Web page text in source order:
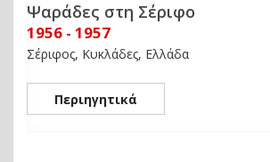
Ψαράδες στη Σέριφο
1956 - 1957
Σέριφος, Κυκλάδες, Ελλάδα
Περιηγητικά